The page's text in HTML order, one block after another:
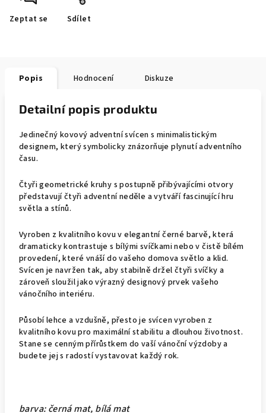
Zeptat se Sdílet
Popis Hodnocení Diskuze
Detailní popis produktu
Jedinečný kovový adventní svícen s minimalistickým
designem, který symbolicky znázorňuje plynutí adventního
času.
Čtyři geometrické kruhy s postupně přibývajícími otvory
představují čtyři adventní neděle a vytváří fascinující hru
světla a stínů.
Vyroben z kvalitního kovu v elegantní černé barvě, která
dramaticky kontrastuje s bílými svíčkami nebo v čistě bílém
provedení, které vnáší do vašeho domova světlo a klid.
Svícen je navržen tak, aby stabilně držel čtyři svíčky a
zároveň sloužil jako výrazný designový prvek vašeho
vánočního interiéru.
Působí lehce a vzdušně, přesto je svícen vyroben z
kvalitního kovu pro maximální stabilitu a dlouhou životnost.
Stane se cenným přírůstkem do vaší vánoční výzdoby a
budete jej s radostí vystavovat každý rok.
barva: černá mat, bílá mat